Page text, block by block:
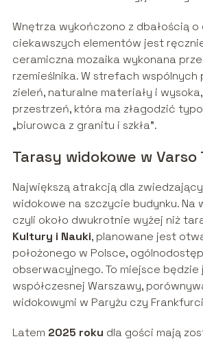
Wnętrza wykończono z dbałością o
ciekawszych elementów jest
ceramiczna mozaika wykonana
rzemieślnika. W strefach wspólnych
zieleń, naturalne materiały i
przestrzeń, która ma złagodzić
„biurowca z granitu i szkła”.
Tarasy widokowe w Varso
Największą atrakcją dla
widokowe na szczycie budynku. Na
czyli około dwukrotnie wyżej niż
Kultury i Nauki, planowane jest
położonego w Polsce,
obserwacyjnego. To miejsce będzie
współczesnej Warszawy,
widokowymi w Paryżu czy
Latem 2025 roku dla gości mają